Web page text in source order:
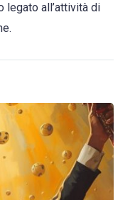
legato all’attività di